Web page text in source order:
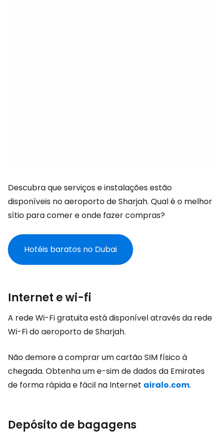
Descubra que serviços e instalações estão
disponíveis no aeroporto de Sharjah. Qual é o melhor
sítio para comer e onde fazer compras?
Hotéis baratos no Dubai
Internet e wi-fi
A rede Wi-Fi gratuita está disponível através da rede
Wi-Fi do aeroporto de Sharjah.
Não demore a comprar um cartão SIM físico à
chegada. Obtenha um e-sim de dados da Emirates
de forma rápida e fácil na Internet airalo.com.
Depósito de bagagens